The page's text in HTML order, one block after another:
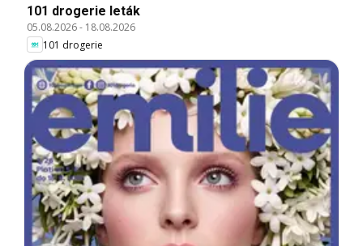
101 drogerie leták
05.08.2026- 18.08.2026
101 drogerie